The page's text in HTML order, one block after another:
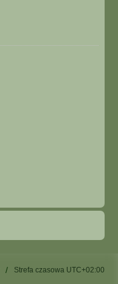
Strefa czasowa UTC+02:00